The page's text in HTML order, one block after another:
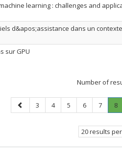
learning : challenges and
d&apos;assistance dans un
sur GPU
Number of
Previous
page
Page
3 Page
4 Page
5 Page
6 Page
7 8.
20 results